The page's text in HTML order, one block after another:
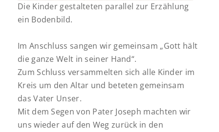
Die Kinder gestalteten parallel zur Erzählung
ein Bodenbild.
Im Anschluss sangen wir gemeinsam „Gott hält
die ganze Welt in seiner Hand“.
Zum Schluss versammelten sich alle Kinder im
Kreis um den Altar und beteten gemeinsam
das Vater Unser.
Mit dem Segen von Pater Joseph machten wir
uns wieder auf den Weg zurück in den